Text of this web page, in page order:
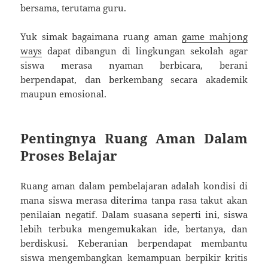
bersama, terutama guru.
Yuk simak bagaimana ruang aman game mahjong
ways dapat dibangun di lingkungan sekolah agar
siswa merasa nyaman berbicara, berani
berpendapat, dan berkembang secara akademik
maupun emosional.
Pentingnya Ruang Aman Dalam
Proses Belajar
Ruang aman dalam pembelajaran adalah kondisi di
mana siswa merasa diterima tanpa rasa takut akan
penilaian negatif. Dalam suasana seperti ini, siswa
lebih terbuka mengemukakan ide, bertanya, dan
berdiskusi. Keberanian berpendapat membantu
siswa mengembangkan kemampuan berpikir kritis